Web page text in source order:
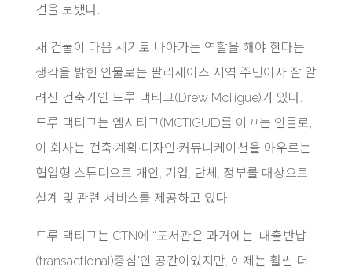
견을 보탰다.
새 건물이 다음 세기로 나아가는 역할을 해야 한다는
생각을 밝힌 인물로는 팔리세이즈 지역 주민이자 잘 알
려진 건축가인 드루 맥티그(Drew McTigue)가 있다.
드루 맥티그는 엠시티그(MCTIGUE)를 이끄는 인물로,
이 회사는 건축·계획·디자인·커뮤니케이션을 아우르는
협업형 스튜디오로 개인, 기업, 단체, 정부를 대상으로
설계 및 관련 서비스를 제공하고 있다.
드루 맥티그는 CTN에 “도서관은 과거에는 ‘대출반납
(transactional)중심’인 공간이었지만, 이제는 훨씬 더